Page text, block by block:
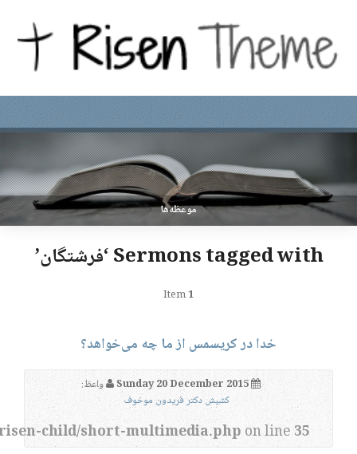
موعظه‌ها
Sermons tagged with ‘فرشتگان’
1
خدا در کریسمس از ما چه می‌خواهد؟
Sunday 20 December 2015
واعظ:
کشیش دکتر فریدون موخوف
child/short-multimedia.php on line 35